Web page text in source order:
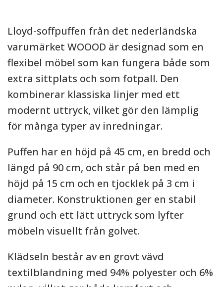
Lloyd-soffpuffen från det nederländska
varumärket WOOOD är designad som en
flexibel möbel som kan fungera både som
extra sittplats och som fotpall. Den
kombinerar klassiska linjer med ett
modernt uttryck, vilket gör den lämplig
för många typer av inredningar.
Puffen har en höjd på 45 cm, en bredd och
längd på 90 cm, och står på ben med en
höjd på 15 cm och en tjocklek på 3 cm i
diameter. Konstruktionen ger en stabil
grund och ett lätt uttryck som lyfter
möbeln visuellt från golvet.
Klädseln består av en grovt vävd
textilblandning med 94% polyester och 6%